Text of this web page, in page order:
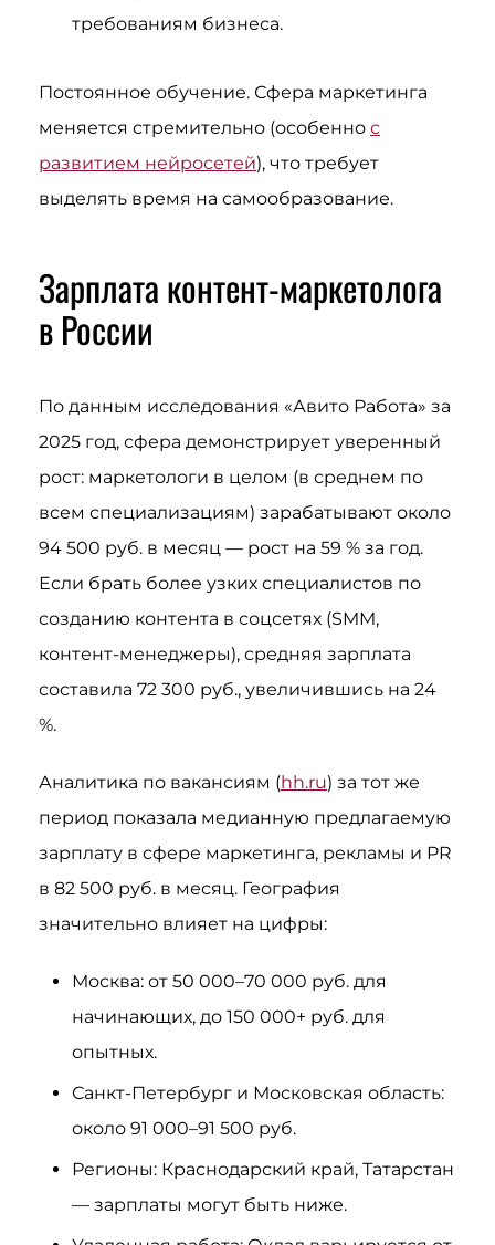
требованиям бизнеса.
Постоянное обучение. Сфера маркетинга
меняется стремительно (особенно с
развитием нейросетей), что требует
выделять время на самообразование.
Зарплата контент-маркетолога
в России
По данным исследования «Авито Работа» за
2025 год, сфера демонстрирует уверенный
рост: маркетологи в целом (в среднем по
всем специализациям) зарабатывают около
94 500 руб. в месяц — рост на 59 % за год.
Если брать более узких специалистов по
созданию контента в соцсетях (SMM,
контент-менеджеры), средняя зарплата
составила 72 300 руб., увеличившись на 24
%.
Аналитика по вакансиям (hh.ru) за тот же
период показала медианную предлагаемую
зарплату в сфере маркетинга, рекламы и PR
в 82 500 руб. в месяц. География
значительно влияет на цифры:
Москва: от 50 000–70 000 руб. для
начинающих, до 150 000+ руб. для
опытных.
Санкт-Петербург и Московская область:
около 91 000–91 500 руб.
Регионы: Краснодарский край, Татарстан
— зарплаты могут быть ниже.